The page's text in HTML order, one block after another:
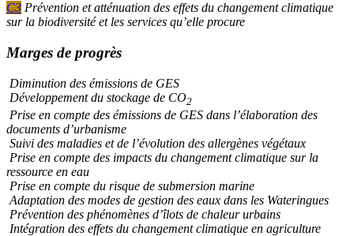
C3 Prévention et atténuation des effets du changement climatique
sur la biodiversité et les services qu’elle procure
Marges de progrès
Diminution des émissions de GES
Développement du stockage de CO2
Prise en compte des émissions de GES dans l’élaboration des
documents d’urbanisme
Suivi des maladies et de l’évolution des allergènes végétaux
Prise en compte des impacts du changement climatique sur la
ressource en eau
Prise en compte du risque de submersion marine
Adaptation des modes de gestion des eaux dans les Wateringues
Prévention des phénomènes d’îlots de chaleur urbains
Intégration des effets du changement climatique en agriculture